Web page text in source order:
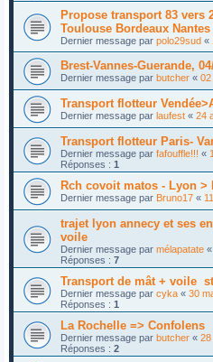
Propose transport 83 vers
Toulouse Bordeaux Nantes
Dernier message par polo29sud «
Brest-Vannes-Guerande,
Dernier message par butcher « 02
Transport flotteur
Dernier message par laufest « 24
Transport flotteur Paris-
Dernier message par fafouffle!!! «
Réponses : 1
Rch covoit matos - Lyon >
Dernier message par Bruno17 «
trajet lyon annecy et ses
voile
Dernier message par mélapatate «
Réponses : 7
Transport de mât + voile
Dernier message par cyka « 30
Réponses : 1
La Rochelle => Confolens
Dernier message par butcher « 28
Réponses : 2